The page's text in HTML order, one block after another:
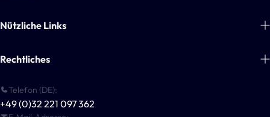
Handball
Multisport-Ausrüstung
Nützliche Links
Kontakt
Rechtliches
Zahlungsinformationen
Allgemeine Geschäftsbedingungen
Telefon (DE):
+49 (0)32 221 097 362